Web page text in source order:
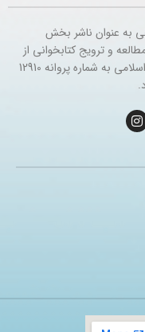
به عنوان ناشر بخش
و ترویج کتابخوانی از
سال 1394 با مجوز از وزارت فرهنگ و ارشاد اسلامی به شماره پروانه 12910